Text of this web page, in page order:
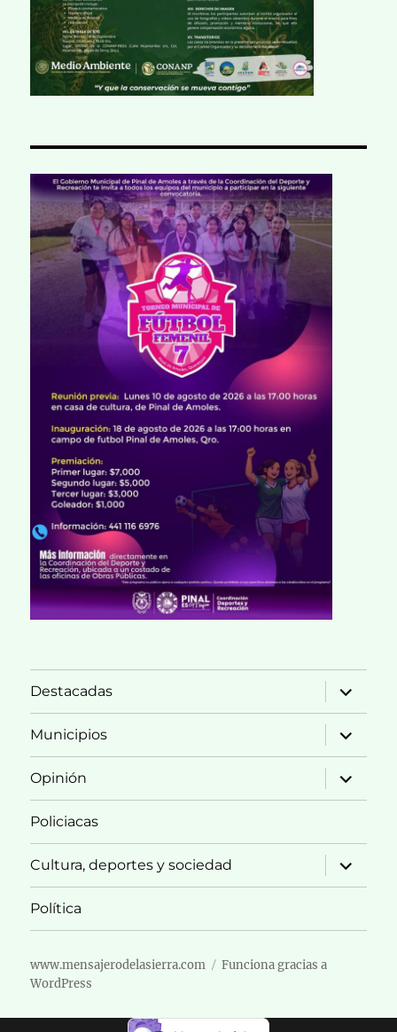
Destacadas
expande
el
menú
inferior
Municipios
expande
el
menú
inferior
Opinión
expande
el
menú
Policiacas
Cultura, deportes y sociedad
expande
el
menú
Política
www.mensajerodelasierra.com
Funciona gracias a
WordPress